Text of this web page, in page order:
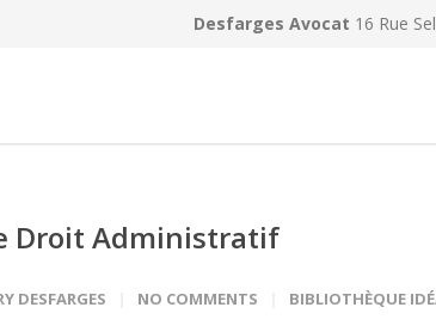
Desfarges Avocat 16 Rue
Droit Administratif
DESFARGES NO COMMENTS BIBLIOTHÈQUE